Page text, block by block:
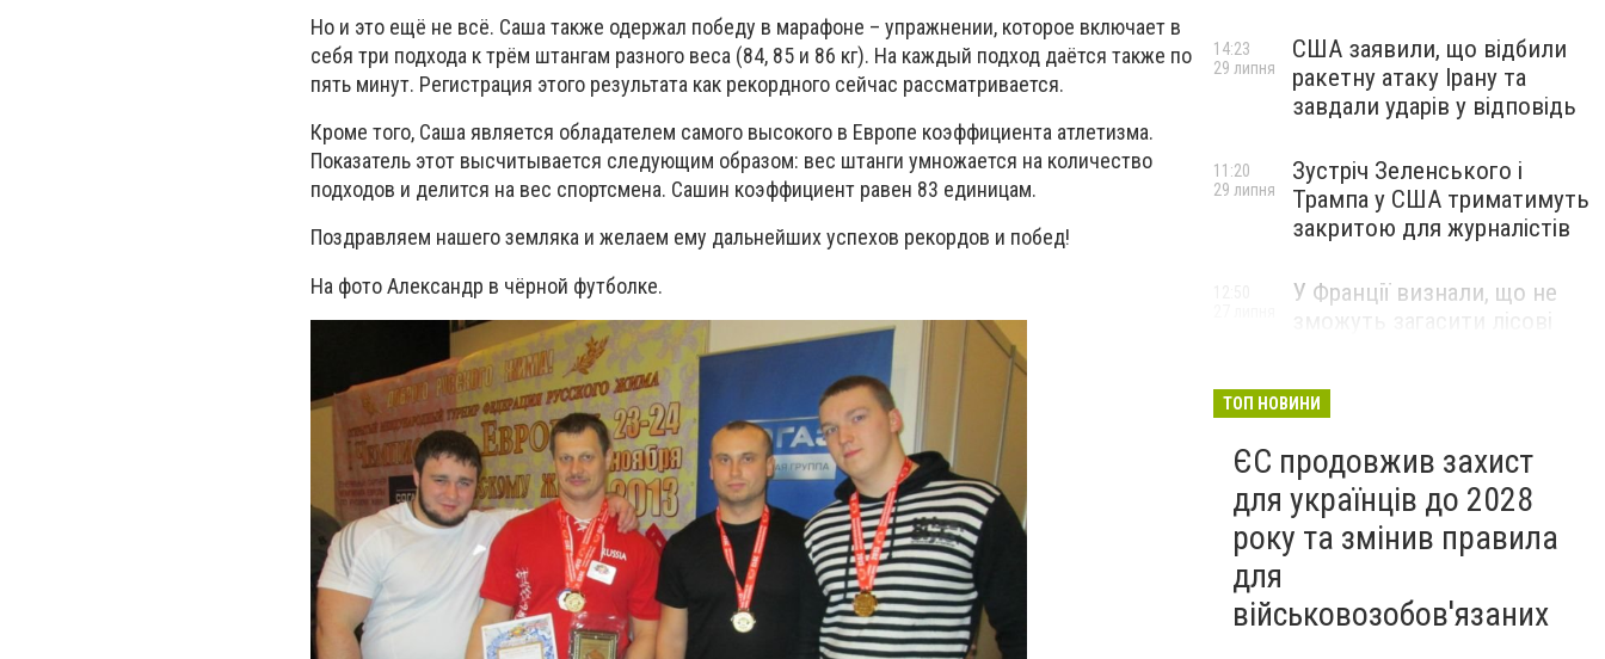
Но и это ещё не всё. Саша также одержал победу в марафоне – упражнении, которое включает в
себя три подхода к трём штангам разного веса (84, 85 и 86 кг). На каждый подход даётся также по
пять минут. Регистрация этого результата как рекордного сейчас рассматривается.
Кроме того, Саша является обладателем самого высокого в Европе коэффициента атлетизма.
Показатель этот высчитывается следующим образом: вес штанги умножается на количество
подходов и делится на вес спортсмена. Сашин коэффициент равен 83 единицам.
Поздравляем нашего земляка и желаем ему дальнейших успехов рекордов и побед!
На фото Александр в чёрной футболке.
США заявили, що відбили
ракетну атаку Ірану та
завдали ударів у відповідь
14:23
29 липня
Зустріч Зеленського і
Трампа у США триматимуть
закритою для журналістів
11:20
29 липня
У Франції визнали, що не
ТОП НОВИНИ
ЄС продовжив захист
для українців до 2028
року та змінив правила
для
військовозобов'язаних